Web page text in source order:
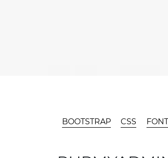
CONTENT
CATEGORIES
BOOTSTRAP CSS